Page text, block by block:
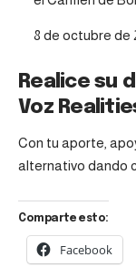
Fecha
8 de octubre de
Realice su
Voz
Con tu aporte,
alternativo dando
Comparte esto:
Facebook